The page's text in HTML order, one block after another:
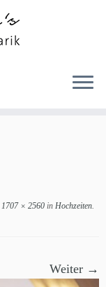
1707 × 2560 in Hochzeiten.
Weiter →